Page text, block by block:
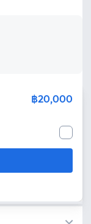
฿20,000